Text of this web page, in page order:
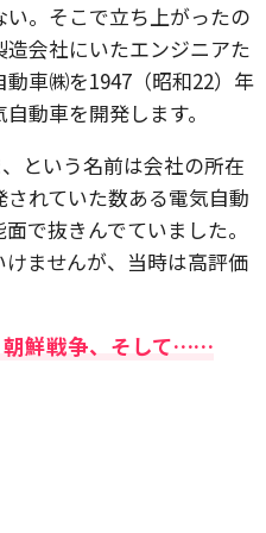
。そこで立ち上がったの
会社にいたエンジニアた
車㈱を1947（昭和22）年
動車を開発します。
という名前は会社の所在
れていた数ある電気自動
で抜きんでていました。
ませんが、当時は高評価
朝鮮戦争、そして……